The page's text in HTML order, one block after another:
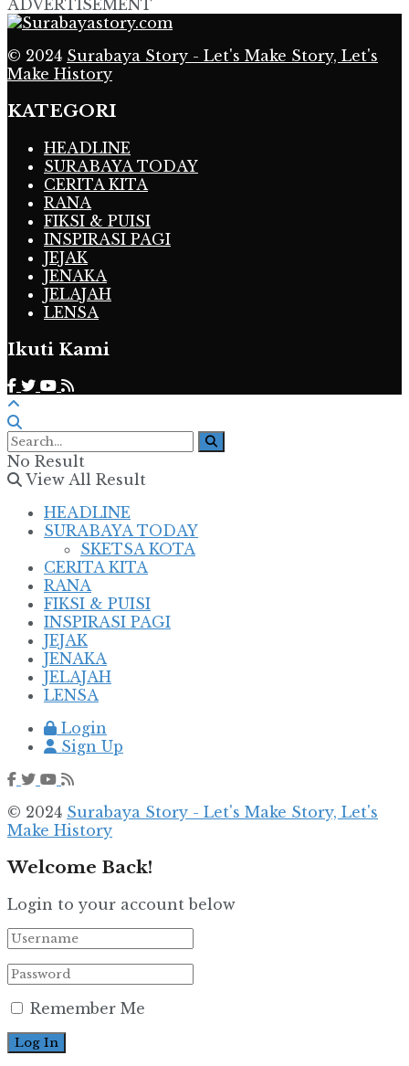
ADVERTISEMENT
© 2024 Surabaya Story - Let's Make Story, Let's
Make History
KATEGORI
HEADLINE
SURABAYA TODAY
CERITA KITA
RANA
FIKSI & PUISI
INSPIRASI PAGI
JEJAK
JENAKA
JELAJAH
LENSA
Ikuti Kami
No Result
View All Result
HEADLINE
SURABAYA TODAY
SKETSA KOTA
CERITA KITA
RANA
FIKSI & PUISI
INSPIRASI PAGI
JEJAK
JENAKA
JELAJAH
LENSA
Login
Sign Up
© 2024 Surabaya Story - Let's Make Story, Let's
Make History
Welcome Back!
Login to your account below
Remember Me